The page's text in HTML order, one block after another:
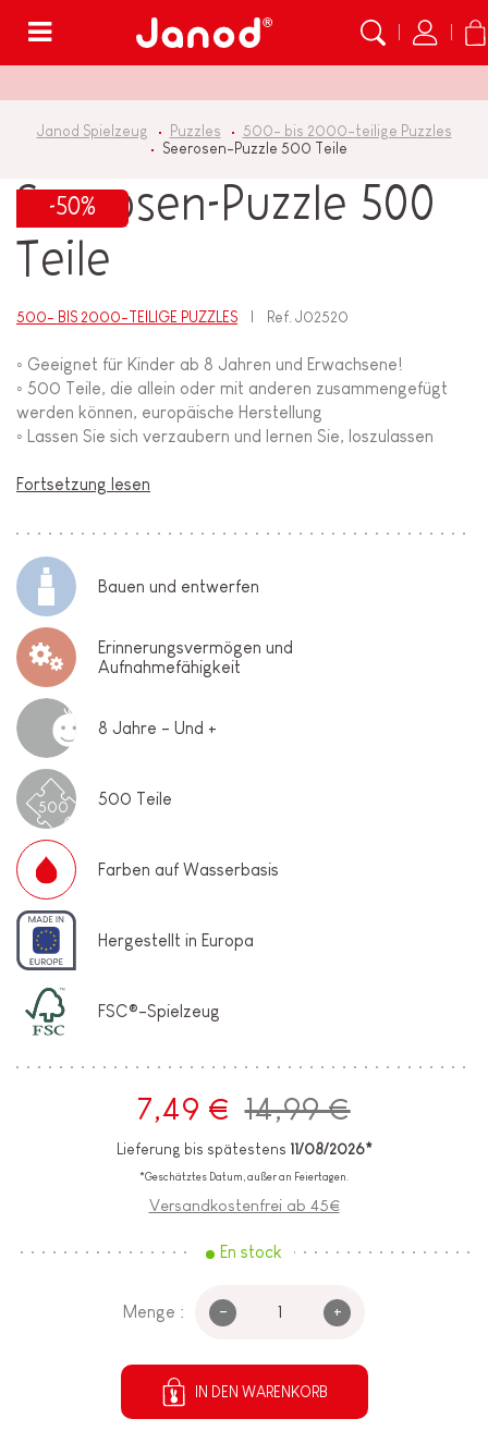
Janod Spielzeug Puzzles
500- bis 2000-teilige Puzzles
Seerosen-Puzzle 500 Teile
-50%
Seerosen-Puzzle 500
Teile
500- BIS 2000-TEILIGE PUZZLES Ref.J02520
◦ Geeignet für Kinder ab 8 Jahren und Erwachsene!
◦ 500 Teile, die allein oder mit anderen zusammengefügt
werden können, europäische Herstellung
◦ Lassen Sie sich verzaubern und lernen Sie, loszulassen
Fortsetzung lesen
Bauen und entwerfen
Erinnerungsvermögen und
Aufnahmefähigkeit
8 Jahre - Und +
500 500 Teile
Farben auf Wasserbasis
Hergestellt in Europa
FSC®-Spielzeug
7,49 € 14,99 €
Lieferung bis spätestens 11/08/2026*
*Geschätztes Datum, außer an Feiertagen.
Versandkostenfrei ab 45€
En stock
Menge : - +
IN DEN WARENKORB